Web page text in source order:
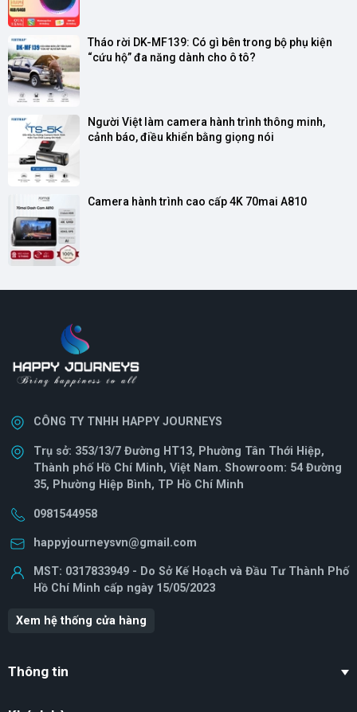
Tháo rời DK-MF139: Có gì bên trong bộ phụ kiện
“cứu hộ” đa năng dành cho ô tô?
Người Việt làm camera hành trình thông minh,
cảnh báo, điều khiển bằng giọng nói
Camera hành trình cao cấp 4K 70mai A810
CÔNG TY TNHH HAPPY JOURNEYS
Trụ sở: 353/13/7 Đường HT13, Phường Tân Thới Hiệp,
Thành phố Hồ Chí Minh, Việt Nam. Showroom: 54 Đường
35, Phường Hiệp Bình, TP Hồ Chí Minh
0981544958
happyjourneysvn@gmail.com
MST: 0317833949 - Do Sở Kế Hoạch và Đầu Tư Thành Phố
Hồ Chí Minh cấp ngày 15/05/2023
Xem hệ thống cửa hàng
Thông tin